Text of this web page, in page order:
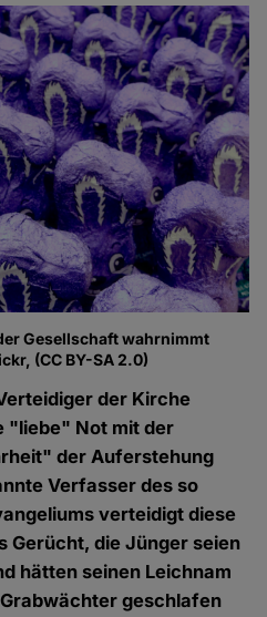
Gesellschaft wahrnimmt
(CC BY-SA 2.0)
der Kirche
"liebe" Not mit der
der Auferstehung
Verfasser des so
verteidigt diese
Gerücht, die Jünger seien
hätten seinen Leichnam
geschlafen